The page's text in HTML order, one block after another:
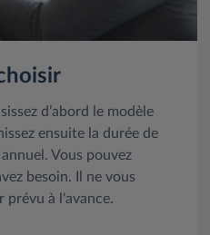
d’abord le modèle
ensuite la durée de
Vous pouvez
besoin. Il ne vous
prévu à l'avance.